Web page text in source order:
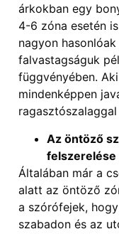
árkokban egy
4-6 zóna esetén
nagyon
falvastagságuk
függvényében.
mindenképpen
Az öntöző
felszerelése
Általában már a
alatt az öntöző
a szórófejek,
szabadon és az